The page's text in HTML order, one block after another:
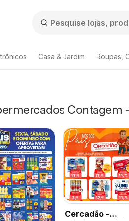
Casa & Jardim Roupas,
Contagem
Cercadão -